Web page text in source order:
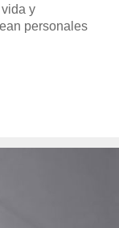
y
personales
author/